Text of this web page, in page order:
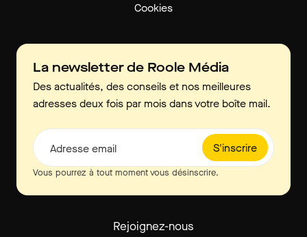
Cookies
La newsletter de Roole Média
Des actualités, des conseils et nos meilleures
adresses deux fois par mois dans votre boîte mail.
S'inscrire
Adresse email
Vous pourrez à tout moment vous désinscrire.
Rejoignez-nous